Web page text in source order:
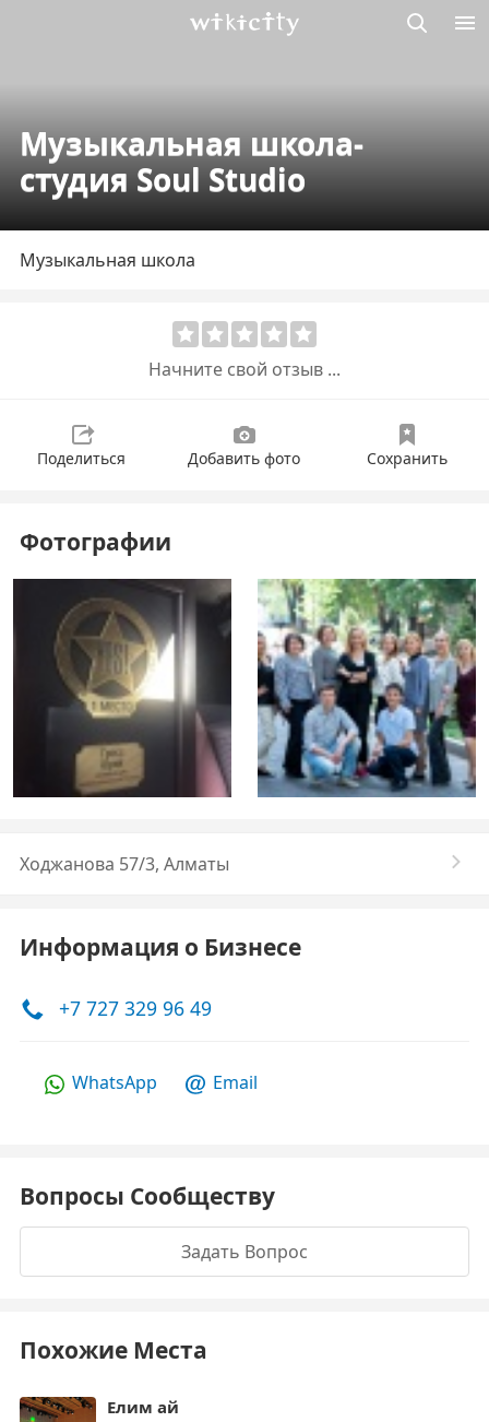
Музыкальная школа-
студия Soul Studio
Музыкальная школа
Начните свой отзыв ...
Поделиться Добавить фото Сохранить
Фотографии
Ходжанова 57/3, Алматы
Информация о Бизнесе
+7 727 329 96 49
WhatsApp Email
Вопросы Сообществу
Задать Вопрос
Похожие Места
Елим ай